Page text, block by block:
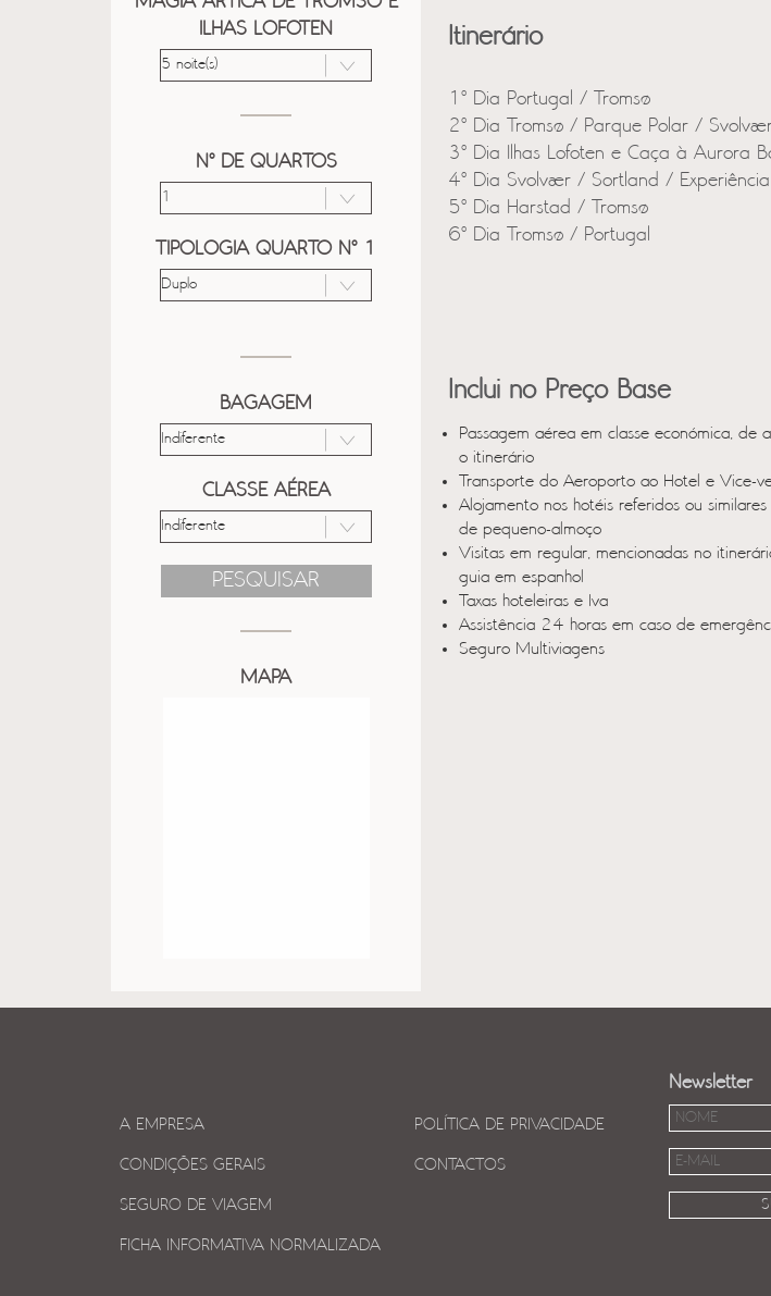
ILHAS LOFOTEN
Nº DE QUARTOS
TIPOLOGIA QUARTO Nº 1
BAGAGEM
CLASSE AÉREA
PESQUISAR
MAPA
Itinerário
1º Dia Portugal / Tromsø
2º Dia Tromsø / Parque Polar /
3º Dia Ilhas Lofoten e Caça à Aurora
4º Dia Svolvær / Sortland /
5º Dia Harstad / Tromsø
6º Dia Tromsø / Portugal
Inclui no Preço Base
Passagem aérea em classe económica, de
o itinerário
Transporte do Aeroporto ao Hotel e Vice-
Alojamento nos hotéis referidos ou
de pequeno-almoço
Visitas em regular, mencionadas no
guia em espanhol
Taxas hoteleiras e Iva
Assistência 24 horas em caso de
Seguro Multiviagens
A EMPRESA
CONDIÇÕES GERAIS
SEGURO DE VIAGEM
FICHA INFORMATIVA NORMALIZADA
POLÍTICA DE PRIVACIDADE
CONTACTOS
Newsletter